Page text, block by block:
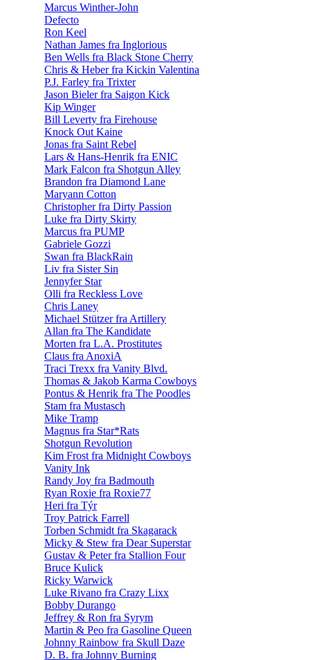
Marcus Winther-John
Defecto
Ron Keel
Nathan James fra Inglorious
Ben Wells fra Black Stone Cherry
Chris & Heber fra Kickin Valentina
P.J. Farley fra Trixter
Jason Bieler fra Saigon Kick
Kip Winger
Bill Leverty fra Firehouse
Knock Out Kaine
Jonas fra Saint Rebel
Lars & Hans-Henrik fra ENIC
Mark Falcon fra Shotgun Alley
Brandon fra Diamond Lane
Maryann Cotton
Christopher fra Dirty Passion
Luke fra Dirty Skirty
Marcus fra PUMP
Gabriele Gozzi
Swan fra BlackRain
Liv fra Sister Sin
Jennyfer Star
Olli fra Reckless Love
Chris Laney
Michael Stützer fra Artillery
Allan fra The Kandidate
Morten fra L.A. Prostitutes
Claus fra AnoxiA
Traci Trexx fra Vanity Blvd.
Thomas & Jakob Karma Cowboys
Pontus & Henrik fra The Poodles
Stam fra Mustasch
Mike Tramp
Magnus fra Star*Rats
Shotgun Revolution
Kim Frost fra Midnight Cowboys
Vanity Ink
Randy Joy fra Badmouth
Ryan Roxie fra Roxie77
Heri fra Týr
Troy Patrick Farrell
Torben Schmidt fra Skagarack
Micky & Stew fra Dear Superstar
Gustav & Peter fra Stallion Four
Bruce Kulick
Ricky Warwick
Luke Rivano fra Crazy Lixx
Bobby Durango
Jeffrey & Ron fra Syrym
Martin & Peo fra Gasoline Queen
Johnny Rainbow fra Skull Daze
D. B. fra Johnny Burning